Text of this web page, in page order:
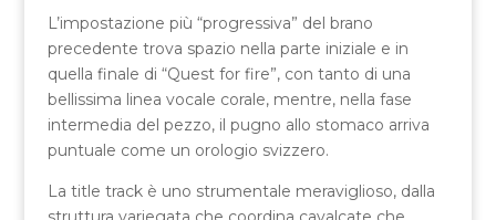
L’impostazione più “progressiva” del brano
precedente trova spazio nella parte iniziale e in
quella finale di “Quest for fire”, con tanto di una
bellissima linea vocale corale, mentre, nella fase
intermedia del pezzo, il pugno allo stomaco arriva
puntuale come un orologio svizzero.
La title track è uno strumentale meraviglioso, dalla